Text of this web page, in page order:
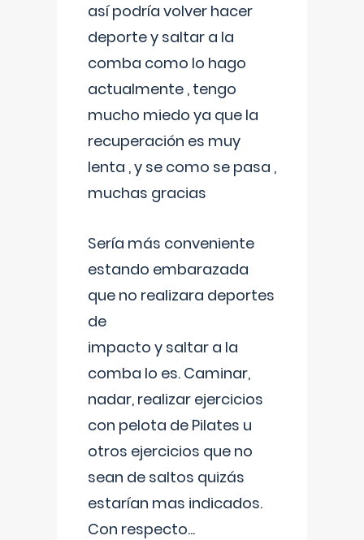
así podría volver hacer
deporte y saltar a la
comba como lo hago
actualmente , tengo
mucho miedo ya que la
recuperación es muy
lenta , y se como se pasa ,
muchas gracias
Sería más conveniente
estando embarazada
que no realizara deportes
de
impacto y saltar a la
comba lo es. Caminar,
nadar, realizar ejercicios
con pelota de Pilates u
otros ejercicios que no
sean de saltos quizás
estarían mas indicados.
Con respecto...